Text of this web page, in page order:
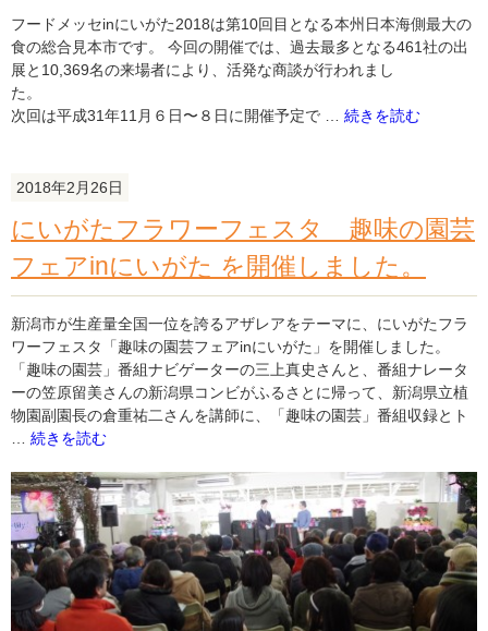
ム
を
フードメッセinにいがた2018は第10回目となる本州日本海側最大の
食の総合見本市です。 今回の開催では、過去最多となる461社の出
展と10,369名の来場者により、活発な商談が行われまし
た
次回は平成31年11月６日〜８日に開催予定で … "フ
セ
in
に
い
が
た
2018
を
開
ま
し
た。"
の
続きを読む
2018年2月26日
にいがたフラワーフェスタ 趣味の園芸
フェアinにいがた を開催しました。
新潟市が生産量全国一位を誇るアザレアをテーマに、にいがたフラ
ワーフェスタ「趣味の園芸フェアinにいがた」を開催しました。
「趣味の園芸」番組ナビゲーターの三上真史さんと、番組ナレータ
ーの笠原留美さんの新潟県コンビがふるさとに帰って、新潟県立植
物園副園長の倉重祐二さんを講師に、「趣味の園芸」番組収録とト
… "に
が
た
フ
ラ
ワ
ー
フ
続きを読む